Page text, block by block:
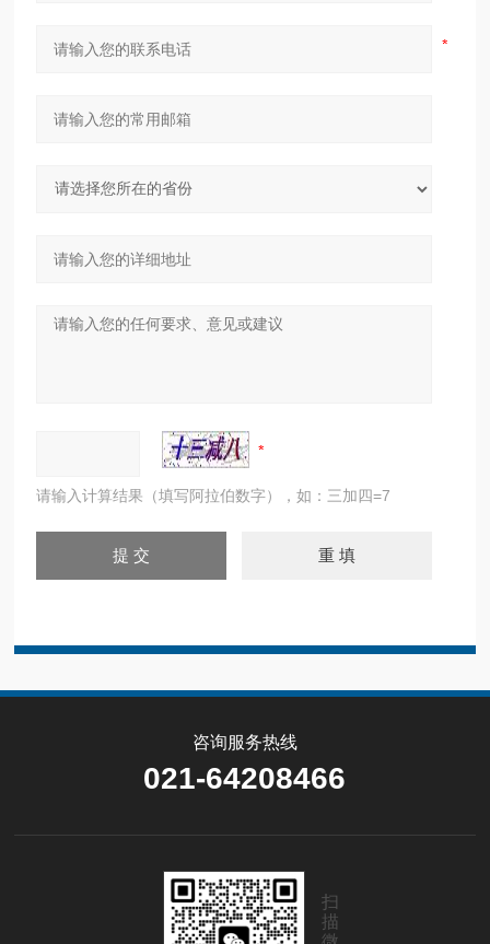
请输入计算结果（填写阿拉伯数字），如：三加四=7
咨询服务热线
021-64208466
扫
描